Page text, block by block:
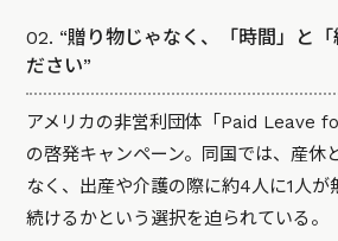
02. “贈り物じゃなく、「時間」と
ださい”
アメリカの非営利団体「Paid Leave
の啓発キャンペーン。同国では、産休
なく、出産や介護の際に約4人に1人が
続けるかという選択を迫られている。